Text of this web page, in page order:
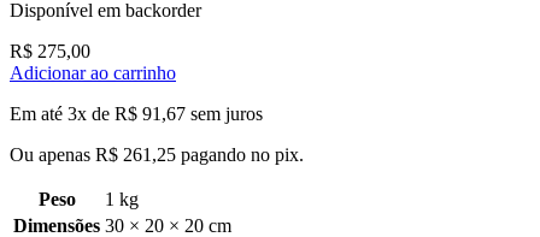
Disponível em backorder
R$ 275,00
Adicionar ao carrinho
Em até 3x de R$ 91,67 sem juros
Ou apenas R$ 261,25 pagando no pix.
Peso
1 kg
Dimensões 30 × 20 × 20 cm